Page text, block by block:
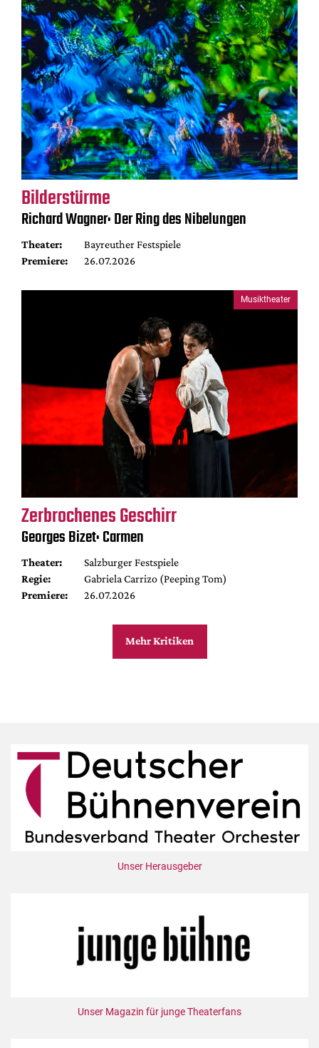
Bilderstürme
Richard Wagner: Der Ring des Nibelungen
Theater:
Bayreuther Festspiele
Premiere:
26.07.2026
Musiktheater
Zerbrochenes Geschirr
Georges Bizet: Carmen
Theater:
Salzburger Festspiele
Regie:
Gabriela Carrizo (Peeping Tom)
Premiere:
26.07.2026
Mehr Kritiken
Unser Herausgeber
Unser Magazin für junge Theaterfans